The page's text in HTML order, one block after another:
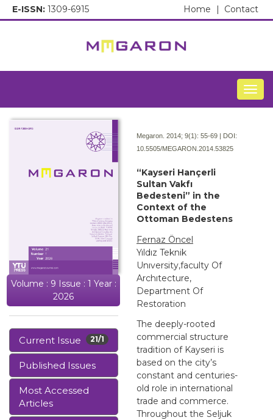
E-ISSN: 1309-6915 Contact
Home |
Volume : 9 Issue : 1 Year :
2026
21/1
Current Issue
Published Issues
Most Accessed
Articles
Megaron. 2014; 9(1): 55-69 | DOI:
10.5505/MEGARON.2014.53825
“Kayseri Hançerli
Sultan Vakfı
Bedesteni” in the
Context of the
Ottoman Bedestens
Fernaz Öncel
Yıldız Teknik
Unıversity,faculty Of
Archıtecture,
Department Of
Restoration
The deeply-rooted
commercial structure
tradition of Kayseri is
based on the city’s
constant and centuries-
old role in international
trade and commerce.
Throughout the Seljuk